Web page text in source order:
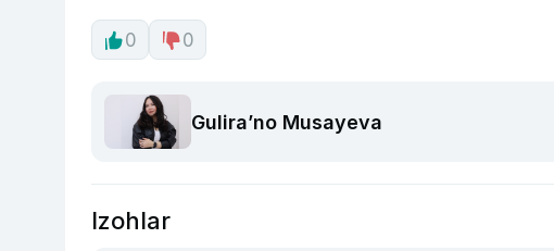
0 0
Guliraʼno Musayeva
Izohlar